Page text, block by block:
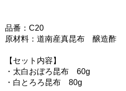
品番：C20
原材料：道南産真昆布 醸造酢
【セット内容】
・太白おぼろ昆布 60g
・白とろろ昆布 80g